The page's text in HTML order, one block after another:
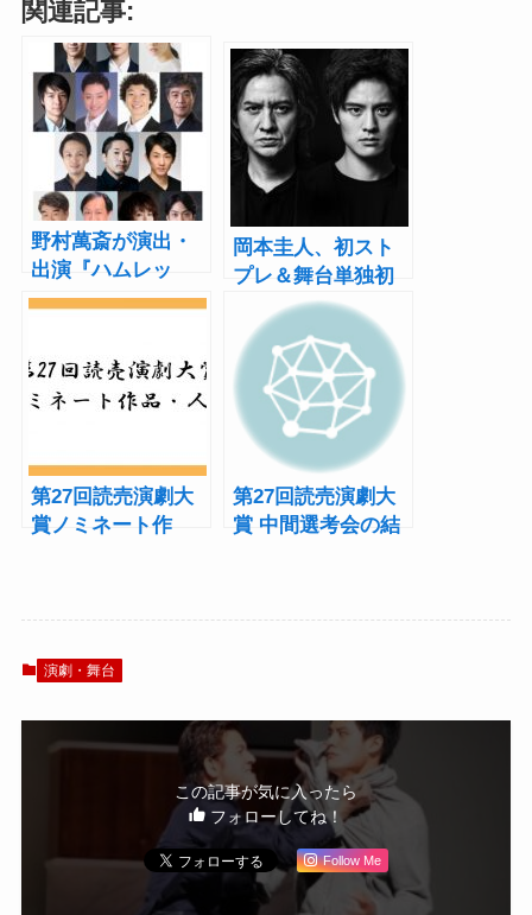
関連記事:
野村萬斎が演出・
出演『ハムレッ
ト』全キャスト決
からバトンを引き
継ぐ
岡本圭人、初スト
プレ＆舞台単独初
主演『Le Fils 息
子』で父・岡本健
一と親子演じる
第27回読売演劇大
賞ノミネート作
第27回読売演劇大
賞 中間選考会の結
演劇・舞台
この記事が気に入ったら
フォローしてね！
Follow Me